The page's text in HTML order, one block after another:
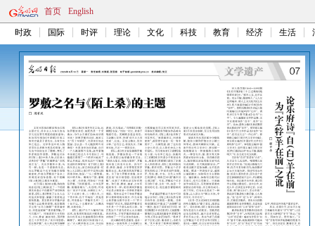
首页 English
时政 国际 时评 理论 文化 科技 教育 经济 生活